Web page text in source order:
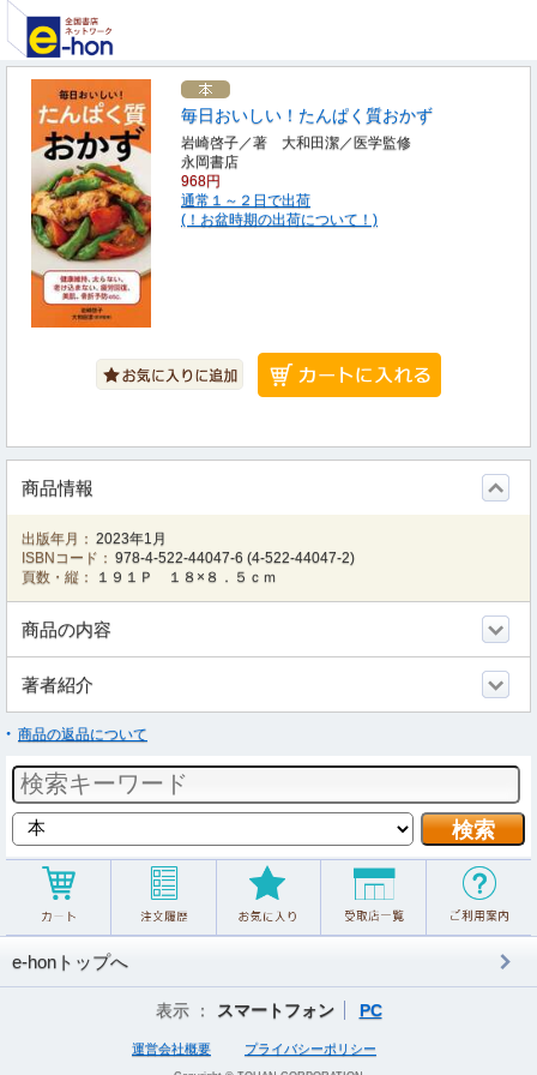
毎日おいしい！たんぱく質おかず
岩崎啓子／著 大和田潔／医学監修
永岡書店
968円
通常１～２日で出荷
(！お盆時期の出荷について！)
商品情報
出版年月： 2023年1月
ISBNコード： 978-4-522-44047-6 (4-522-44047-2)
頁数・縦：
１９１Ｐ １８×８．５ｃｍ
商品の内容
著者紹介
商品の返品について
e-honトップへ
表示 ： スマートフォン PC
運営会社概要 プライバシーポリシー